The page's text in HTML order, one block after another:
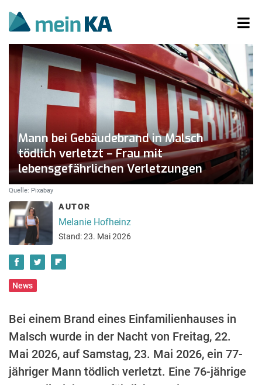
Mann bei Gebäudebrand in Malsch
tödlich verletzt – Frau mit
lebensgefährlichen Verletzungen
Quelle: Pixabay
AUTOR
Melanie Hofheinz
Stand: 23. Mai 2026
News
Bei einem Brand eines Einfamilienhauses in
Malsch wurde in der Nacht von Freitag, 22.
Mai 2026, auf Samstag, 23. Mai 2026, ein 77-
jähriger Mann tödlich verletzt. Eine 76-jährige